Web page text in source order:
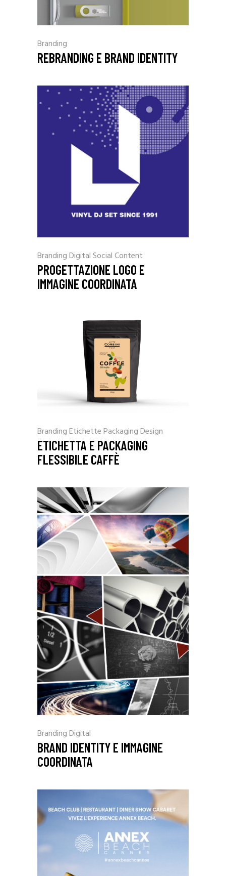
Branding
REBRANDING E BRAND IDENTITY
BrandingDigitalSocial Content
PROGETTAZIONE LOGO E
IMMAGINE COORDINATA
BrandingEtichettePackaging Design
ETICHETTA E PACKAGING
FLESSIBILE CAFFÈ
BrandingDigital
BRAND IDENTITY E IMMAGINE
COORDINATA